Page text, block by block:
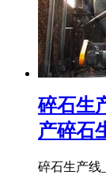
碎石生
产碎石
碎石生产线